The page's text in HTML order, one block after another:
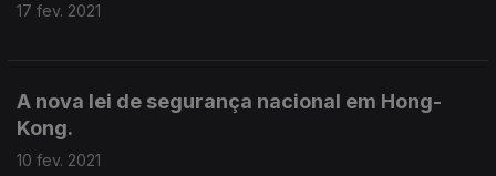
17 fev. 2021
A nova lei de segurança nacional em Hong-
Kong.
10 fev. 2021